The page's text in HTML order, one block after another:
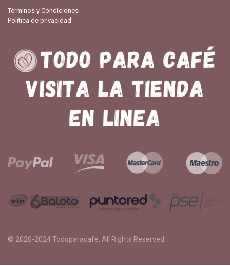
Términos y Condiciones
Política de privacidad
© 2020-2024Todoparacafe. All Rights Reserved.